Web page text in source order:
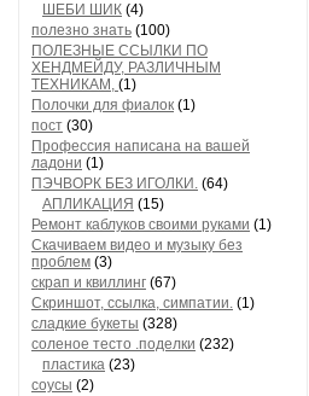
ШЕБИ ШИК (4)
полезно знать (100)
ПОЛЕЗНЫЕ ССЫЛКИ ПО
ХЕНДМЕЙДУ, РАЗЛИЧНЫМ
ТЕХНИКАМ, (1)
Полочки для фиалок (1)
пост (30)
Профессия написана на вашей
ладони (1)
ПЭЧВОРК БЕЗ ИГОЛКИ. (64)
АПЛИКАЦИЯ (15)
Ремонт каблуков своими руками (1)
Скачиваем видео и музыку без
проблем (3)
скрап и квиллинг (67)
Скриншот, ссылка, симпатии. (1)
сладкие букеты (328)
соленое тесто .поделки (232)
пластика (23)
соусы (2)